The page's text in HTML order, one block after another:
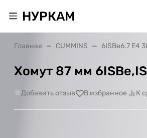
НУРКАМ
Главная CUMMINS 6ISBe6.7 E4
Хомут 87 мм
Добавить отзыв В избранное К